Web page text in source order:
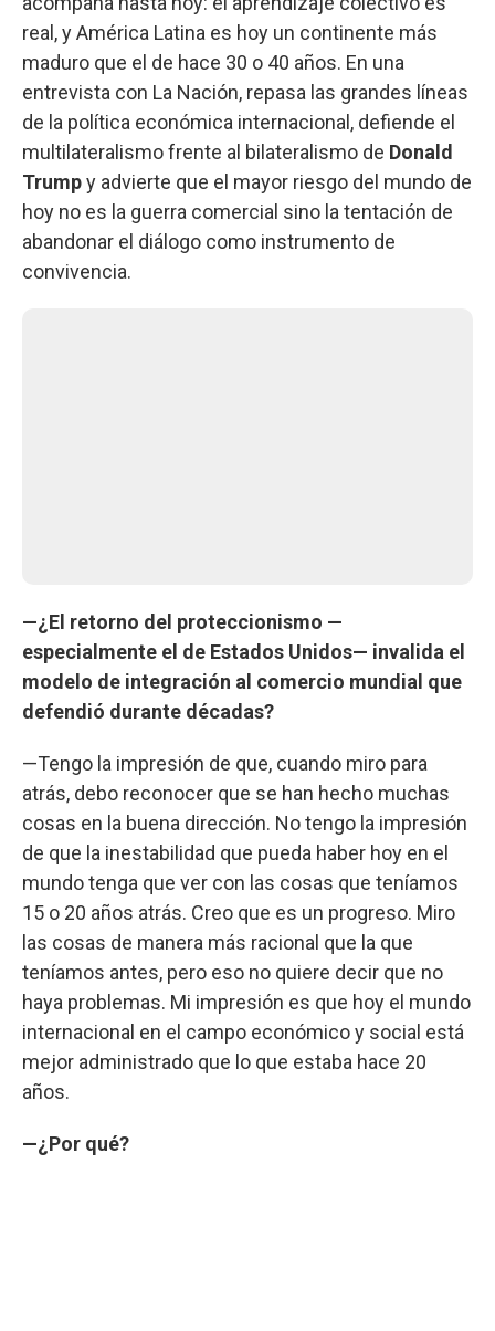
real, y América Latina es hoy un continente más
maduro que el de hace 30 o 40 años. En una
entrevista con La Nación, repasa las grandes líneas
de la política económica internacional, defiende el
multilateralismo frente al bilateralismo de Donald
Trumpy advierte que el mayor riesgo del mundo de
hoy no es la guerra comercial sino la tentación de
abandonar el diálogo como instrumento de
convivencia.
—¿El retorno del proteccionismo —
especialmente el de Estados Unidos— invalida el
modelo de integración al comercio mundial que
defendió durante décadas?
—Tengo la impresión de que, cuando miro para
atrás, debo reconocer que se han hecho muchas
cosas en la buena dirección. No tengo la impresión
de que la inestabilidad que pueda haber hoy en el
mundo tenga que ver con las cosas que teníamos
15 o 20 años atrás. Creo que es un progreso. Miro
las cosas de manera más racional que la que
teníamos antes, pero eso no quiere decir que no
haya problemas. Mi impresión es que hoy el mundo
internacional en el campo económico y social está
mejor administrado que lo que estaba hace 20
años.
—¿Por qué?